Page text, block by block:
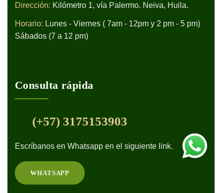
Dirección: Kilómetro 1, vía Palermo. Neiva, Huila.
Horario: Lunes - Viernes ( 7am - 12pm y 2 pm - 5 pm)
Sábados (7 a 12 pm)
Consulta rápida
(+57) 3175153903
Escríbanos en Whatsapp en el siguiente link.
WHATSAPP